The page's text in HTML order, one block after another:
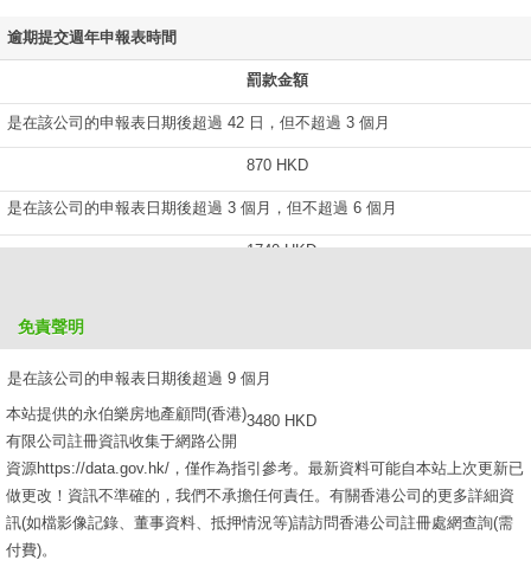
逾期提交週年申報表時間
罰款金額
是在該公司的申報表日期後超過 42 日，但不超過 3 個月
870 HKD
是在該公司的申報表日期後超過 3 個月，但不超過 6 個月
1740 HKD
是在該公司的申報表日期後超過 9 個月
3480 HKD
免責聲明
本站提供的永伯樂房地產顧問(香港)
有限公司註冊資訊收集于網路公開
資源https://data.gov.hk/，僅作為指引參考。最新資料可能自本站上次更新已
做更改！資訊不準確的，我們不承擔任何責任。有關香港公司的更多詳細資
訊(如檔影像記錄、董事資料、抵押情況等)請訪問香港公司註冊處網查詢(需
付費)。